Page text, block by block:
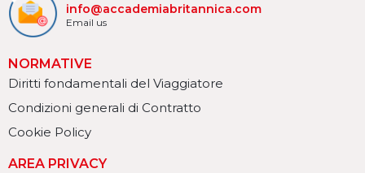
info@accademiabritannica.com
Email us
NORMATIVE
Diritti fondamentali del Viaggiatore
Condizioni generali di Contratto
Cookie Policy
AREA PRIVACY